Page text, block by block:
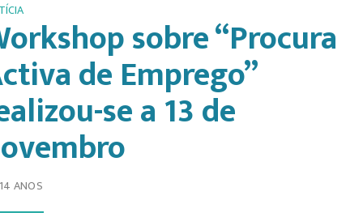
sobre “Procura
de Emprego”
se a 13 de
ANOS